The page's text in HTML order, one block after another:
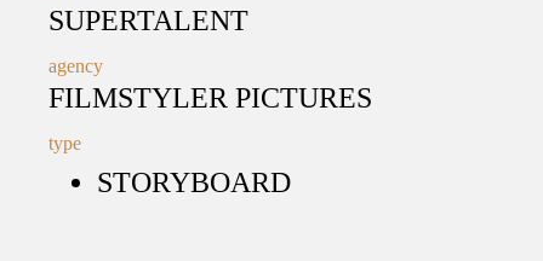
SUPERTALENT
agency
FILMSTYLER PICTURES
type
STORYBOARD